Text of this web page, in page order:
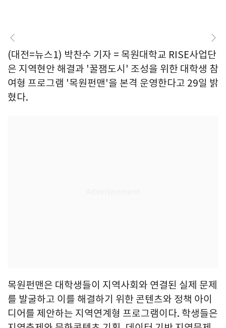
(대전=뉴스1) 박찬수 기자 = 목원대학교 RISE사업단
은 지역현안 해결과 '꿀잼도시' 조성을 위한 대학생 참
여형 프로그램 '목원펀맨'을 본격 운영한다고 29일 밝
혔다.
목원펀맨은 대학생들이 지역사회와 연결된 실제 문제
를 발굴하고 이를 해결하기 위한 콘텐츠와 정책 아이
디어를 제안하는 지역연계형 프로그램이다. 학생들은